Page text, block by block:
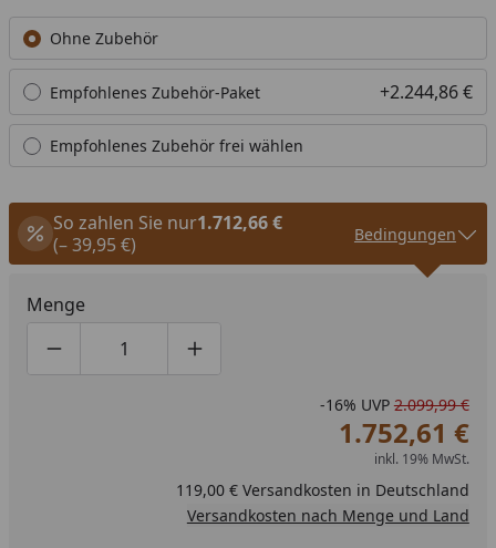
Ohne Zubehör
Empfohlenes Zubehör-Paket +2.244,86 €
Empfohlenes Zubehör frei wählen
So zahlen Sie nur1.712,66 €
(– 39,95 €)
Bedingungen
Menge
Produktmenge um eins verringern
Produktmenge manuell eingeben
Produktmenge um eins erhöhen
-16% UVP 2.099,99 €
1.752,61 €
inkl. 19% MwSt.
119,00 € Versandkosten in Deutschland
Versandkosten nach Menge und Land